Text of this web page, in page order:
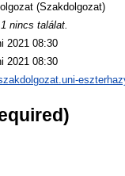
(Szakdolgozat)
nincs találat.
2021 08:30
2021 08:30